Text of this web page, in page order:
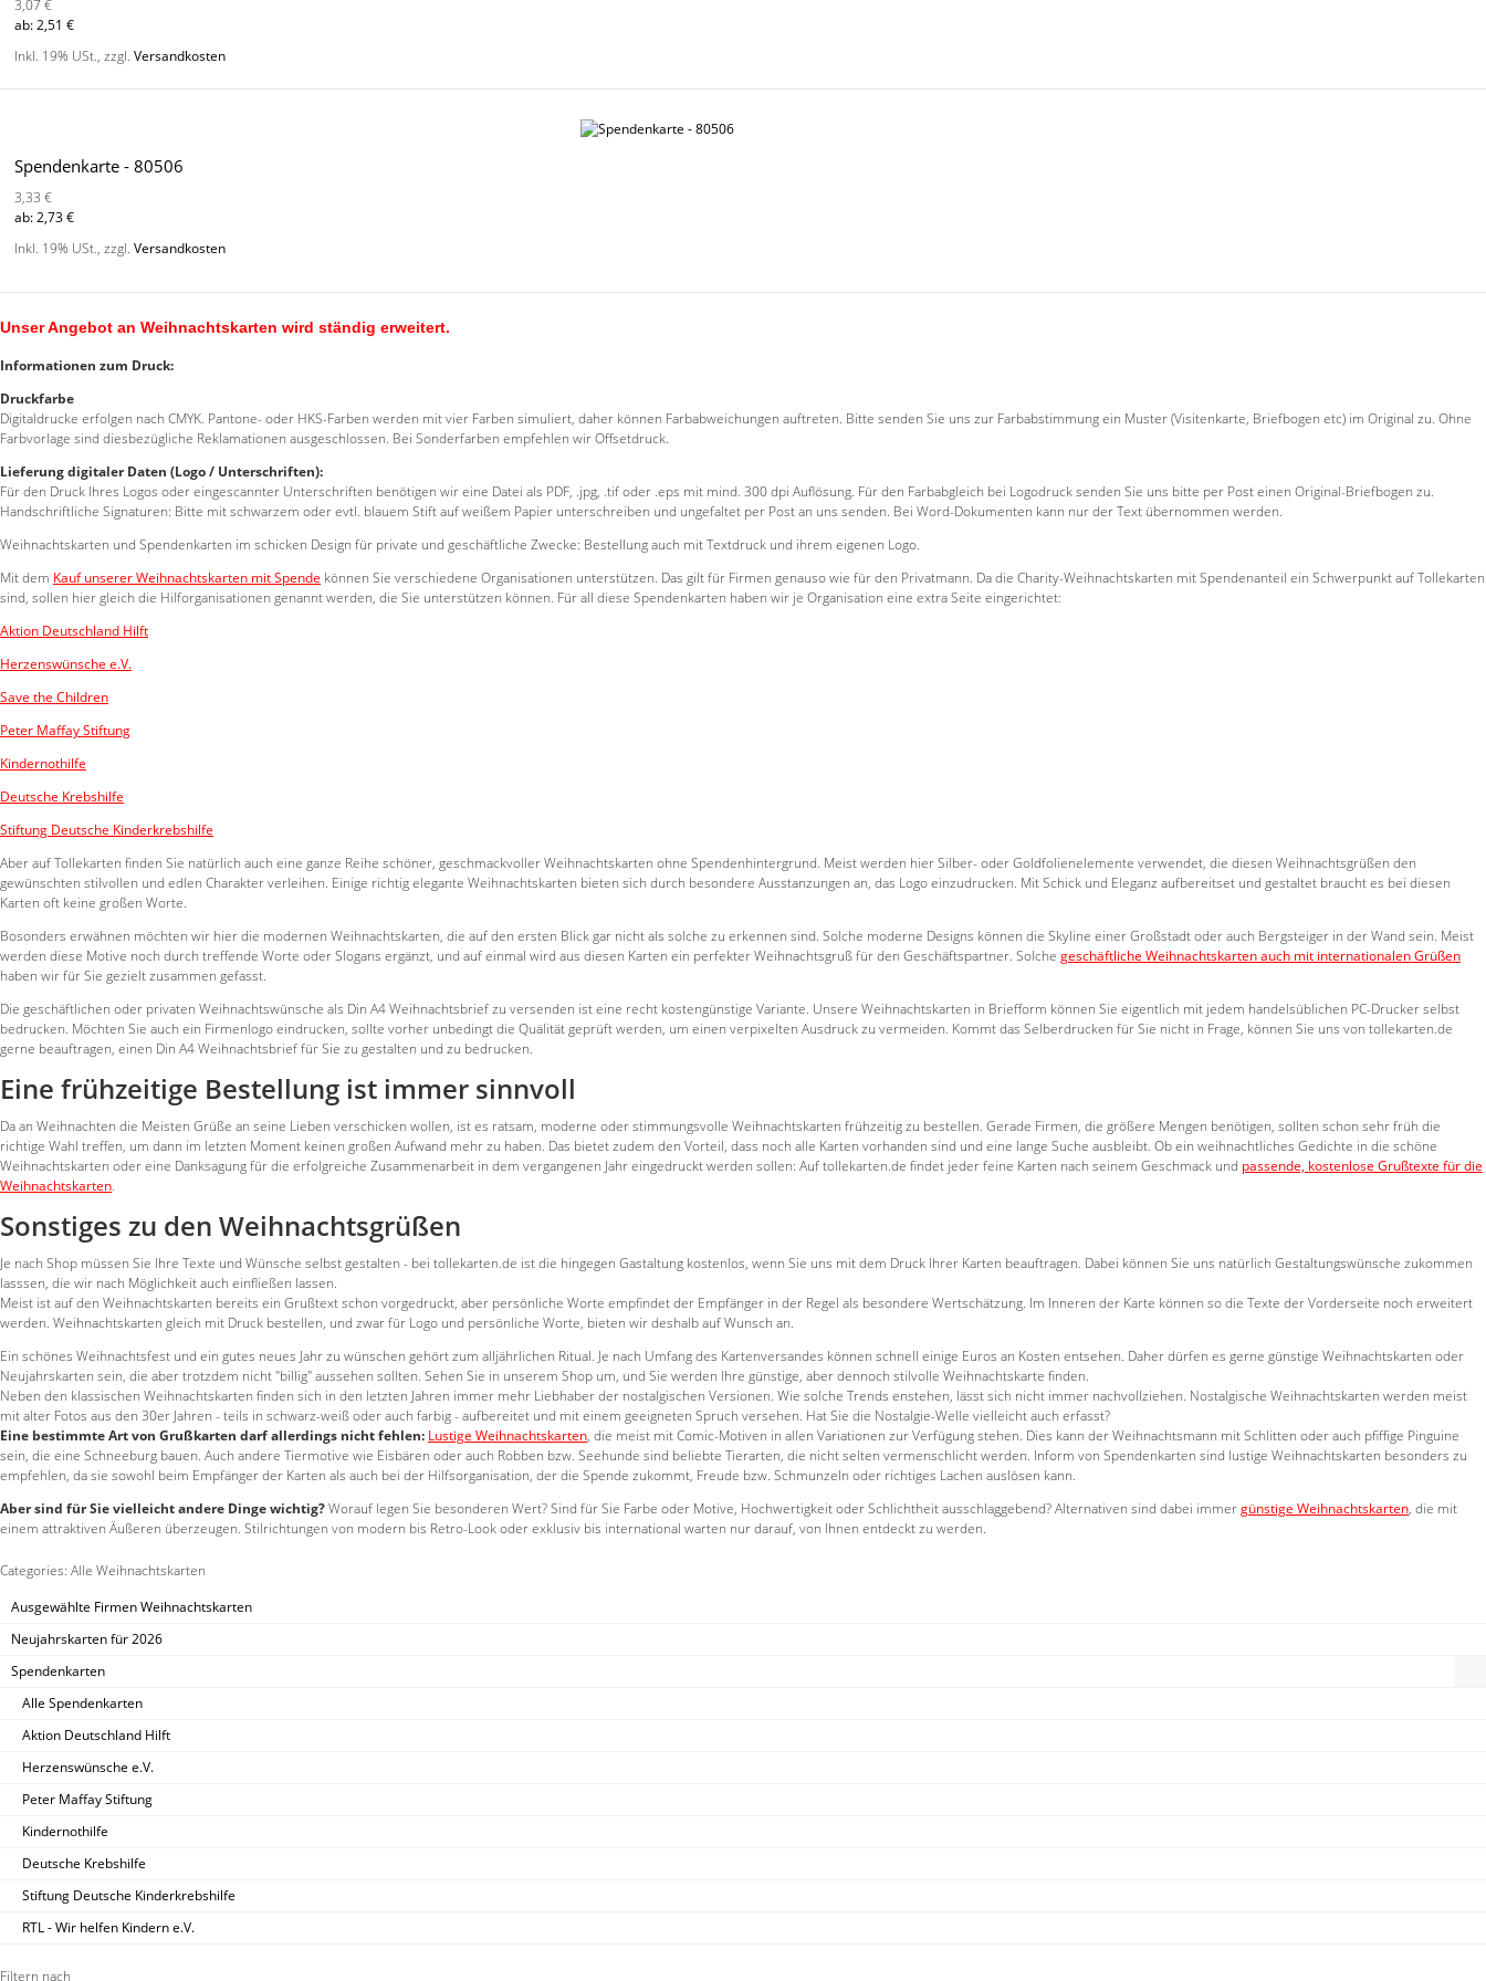
3,07 €
ab: 2,51 €
Inkl. 19% USt.,zzgl.Versandkosten
Spendenkarte - 80506
3,33 €
ab: 2,73 €
Inkl. 19% USt.,zzgl.Versandkosten
Unser Angebot an Weihnachtskarten wird ständig erweitert.
Informationen zum Druck:
Druckfarbe
Digitaldrucke erfolgen nach CMYK. Pantone- oder HKS-Farben werden mit vier Farben simuliert, daher können Farbabweichungen auftreten. Bitte senden Sie uns zur Farbabstimmung ein Muster (Visitenkarte, Briefbogen etc) im Original zu. Ohne
Farbvorlage sind diesbezügliche Reklamationen ausgeschlossen. Bei Sonderfarben empfehlen wir Offsetdruck.
Lieferung digitaler Daten (Logo / Unterschriften):
Für den Druck Ihres Logos oder eingescannter Unterschriften benötigen wir eine Datei als PDF, .jpg, .tif oder .eps mit mind. 300 dpi Auflösung. Für den Farbabgleich bei Logodruck senden Sie uns bitte per Post einen Original-Briefbogen zu.
Handschriftliche Signaturen: Bitte mit schwarzem oder evtl. blauem Stift auf weißem Papier unterschreiben und ungefaltet per Post an uns senden. Bei Word-Dokumenten kann nur der Text übernommen werden.
Weihnachtskarten und Spendenkarten im schicken Design für private und geschäftliche Zwecke: Bestellung auch mit Textdruck und ihrem eigenen Logo.
Mit dem Kauf unserer Weihnachtskarten mit Spende können Sie verschiedene Organisationen unterstützen. Das gilt für Firmen genauso wie für den Privatmann. Da die Charity-Weihnachtskarten mit Spendenanteil ein Schwerpunkt auf Tollekarten
sind, sollen hier gleich die Hilforganisationen genannt werden, die Sie unterstützen können. Für all diese Spendenkarten haben wir je Organisation eine extra Seite eingerichtet:
Aktion Deutschland Hilft
Herzenswünsche e.V.
Save the Children
Peter Maffay Stiftung
Kindernothilfe
Deutsche Krebshilfe
Stiftung Deutsche Kinderkrebshilfe
Aber auf Tollekarten finden Sie natürlich auch eine ganze Reihe schöner, geschmackvoller Weihnachtskarten ohne Spendenhintergrund. Meist werden hier Silber- oder Goldfolienelemente verwendet, die diesen Weihnachtsgrüßen den
gewünschten stilvollen und edlen Charakter verleihen. Einige richtig elegante Weihnachtskarten bieten sich durch besondere Ausstanzungen an, das Logo einzudrucken. Mit Schick und Eleganz aufbereitset und gestaltet braucht es bei diesen
Karten oft keine großen Worte.
Bosonders erwähnen möchten wir hier die modernen Weihnachtskarten, die auf den ersten Blick gar nicht als solche zu erkennen sind. Solche moderne Designs können die Skyline einer Großstadt oder auch Bergsteiger in der Wand sein. Meist
werden diese Motive noch durch treffende Worte oder Slogans ergänzt, und auf einmal wird aus diesen Karten ein perfekter Weihnachtsgruß für den Geschäftspartner. Solche geschäftliche Weihnachtskarten auch mit internationalen Grüßen
haben wir für Sie gezielt zusammen gefasst.
Die geschäftlichen oder privaten Weihnachtswünsche als Din A4 Weihnachtsbrief zu versenden ist eine recht kostengünstige Variante. Unsere Weihnachtskarten in Briefform können Sie eigentlich mit jedem handelsüblichen PC-Drucker selbst
bedrucken. Möchten Sie auch ein Firmenlogo eindrucken, sollte vorher unbedingt die Quälität geprüft werden, um einen verpixelten Ausdruck zu vermeiden. Kommt das Selberdrucken für Sie nicht in Frage, können Sie uns von tollekarten.de
gerne beauftragen, einen Din A4 Weihnachtsbrief für Sie zu gestalten und zu bedrucken.
Eine frühzeitige Bestellung ist immer sinnvoll
Da an Weihnachten die Meisten Grüße an seine Lieben verschicken wollen, ist es ratsam, moderne oder stimmungsvolle Weihnachtskarten frühzeitig zu bestellen. Gerade Firmen, die größere Mengen benötigen, sollten schon sehr früh die
richtige Wahl treffen, um dann im letzten Moment keinen großen Aufwand mehr zu haben. Das bietet zudem den Vorteil, dass noch alle Karten vorhanden sind und eine lange Suche ausbleibt. Ob ein weihnachtliches Gedichte in die schöne
Weihnachtskarten oder eine Danksagung für die erfolgreiche Zusammenarbeit in dem vergangenen Jahr eingedruckt werden sollen: Auf tollekarten.de findet jeder feine Karten nach seinem Geschmack und passende, kostenlose Grußtexte für die
Weihnachtskarten.
Sonstiges zu den Weihnachtsgrüßen
Je nach Shop müssen Sie Ihre Texte und Wünsche selbst gestalten - bei tollekarten.de ist die hingegen Gastaltung kostenlos, wenn Sie uns mit dem Druck Ihrer Karten beauftragen. Dabei können Sie uns natürlich Gestaltungswünsche zukommen
lasssen, die wir nach Möglichkeit auch einfließen lassen.
Meist ist auf den Weihnachtskarten bereits ein Grußtext schon vorgedruckt, aber persönliche Worte empfindet der Empfänger in der Regel als besondere Wertschätzung. Im Inneren der Karte können so die Texte der Vorderseite noch erweitert
werden. Weihnachtskarten gleich mit Druck bestellen, und zwar für Logo und persönliche Worte, bieten wir deshalb auf Wunsch an.
Ein schönes Weihnachtsfest und ein gutes neues Jahr zu wünschen gehört zum alljährlichen Ritual. Je nach Umfang des Kartenversandes können schnell einige Euros an Kosten entsehen. Daher dürfen es gerne günstige Weihnachtskarten oder
Neujahrskarten sein, die aber trotzdem nicht "billig" aussehen sollten. Sehen Sie in unserem Shop um, und Sie werden Ihre günstige, aber dennoch stilvolle Weihnachtskarte finden.
Neben den klassischen Weihnachtskarten finden sich in den letzten Jahren immer mehr Liebhaber der nostalgischen Versionen. Wie solche Trends enstehen, lässt sich nicht immer nachvollziehen. Nostalgische Weihnachtskarten werden meist
mit alter Fotos aus den 30er Jahren - teils in schwarz-weiß oder auch farbig - aufbereitet und mit einem geeigneten Spruch versehen. Hat Sie die Nostalgie-Welle vielleicht auch erfasst?
Eine bestimmte Art von Grußkarten darf allerdings nicht fehlen: Lustige Weihnachtskarten, die meist mit Comic-Motiven in allen Variationen zur Verfügung stehen. Dies kann der Weihnachtsmann mit Schlitten oder auch pfiffige Pinguine
sein, die eine Schneeburg bauen. Auch andere Tiermotive wie Eisbären oder auch Robben bzw. Seehunde sind beliebte Tierarten, die nicht selten vermenschlicht werden. Inform von Spendenkarten sind lustige Weihnachtskarten besonders zu
empfehlen, da sie sowohl beim Empfänger der Karten als auch bei der Hilfsorganisation, der die Spende zukommt, Freude bzw. Schmunzeln oder richtiges Lachen auslösen kann.
Aber sind für Sie vielleicht andere Dinge wichtig?Worauf legen Sie besonderen Wert? Sind für Sie Farbe oder Motive, Hochwertigkeit oder Schlichtheit ausschlaggebend? Alternativen sind dabei immergünstige Weihnachtskarten, die mit
einem attraktiven Äußeren überzeugen. Stilrichtungen von modern bis Retro-Look oder exklusiv bis international warten nur darauf, von Ihnen entdeckt zu werden.
Categories: Alle Weihnachtskarten
Ausgewählte Firmen Weihnachtskarten
Neujahrskarten für 2026
Spendenkarten
Alle Spendenkarten
Aktion Deutschland Hilft
Herzenswünsche e.V.
Peter Maffay Stiftung
Kindernothilfe
Deutsche Krebshilfe
Stiftung Deutsche Kinderkrebshilfe
RTL - Wir helfen Kindern e.V.
Filtern nach